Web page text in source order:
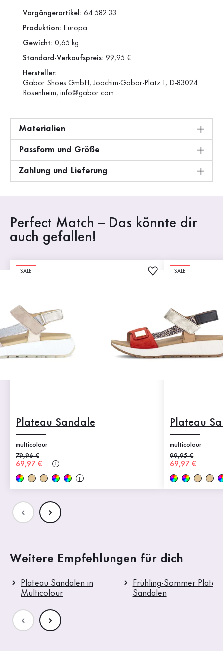
Vorgängerartikel: 64.582.33
Produktion: Europa
Gewicht: 0,65 kg
Standard-Verkaufspreis: 99,95 €
Hersteller:
Gabor Shoes GmbH, Joachim-Gabor-Platz 1, D-83024
Rosenheim, info@gabor.com
Materialien
Passform und Größe
Zahlung und Lieferung
Perfect Match – Das könnte dir
auch gefallen!
SALE
Plateau Sandale
multicolour
Alter Preis
79,96 €
Neuer Preis
69,97 €
SALE
Plateau
multicolour
Alter Preis
99,95 €
Neuer Preis
69,97 €
Weitere Empfehlungen für dich
Plateau Sandalen in
Multicolour
Frühling-Sommer
Sandalen